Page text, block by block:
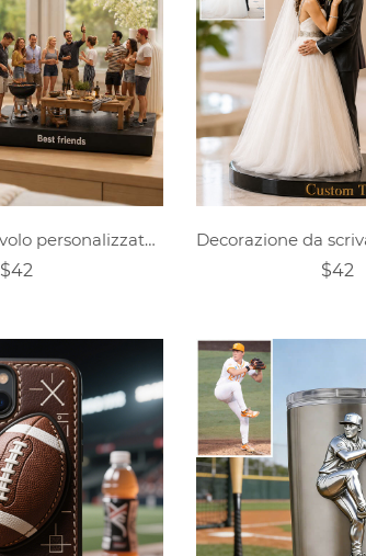
Statuetta da tavolo personalizzata in stile realistico raffigurante un gruppo di amici riuniti
$42
$42